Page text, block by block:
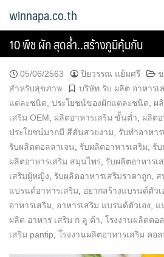
winnapa.co.th
10 พืช ผัก สุดล้ำ..สร้างภูมิคุ้มกัน
05/06/2563 ปิยวรรณ แย้มศรี
สำหรับสุขภาพ
บริษัท รับ ผลิต อาหารเ
แต่ละชนิด ประโยชน์ของผักแต่ละชนิด ผ
เสริม OEM
ผลิตอาหารเสริม ขั้นต่ำ ผลิตอ
ประโยชน์มากมี สีสันสวยงาม
รับทำอาหาร
รับผลิตคอลลาเจน
รับผลิตอาหารเสริม รั
ผลิตอาหารเสริม สมุนไพร รับผลิตอาหารเ
เสริมผู้หญิง
รับผลิตอาหารเสริมราคาถูก ส
แบรนด์อาหารเสริม
อยากสร้างแบรนด์ตัวเ
อาหารเสริม
อาหารเสริม แบรนด์ตัวเอง แ
ผลิต อาหาร เสริม ก ลู ต้า โรงงานผลิตคอ
เสริม pantip โรงงานผลิตอาหารเสริม คอ